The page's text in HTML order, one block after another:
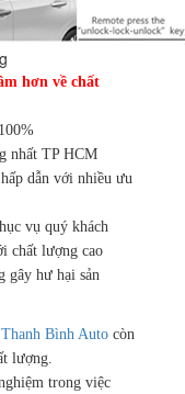
hơn về chất
nhất TP HCM
dẫn với nhiều ưu
vụ quý khách
chất lượng cao
gây hư hại sản
Thanh Bình Auto còn
lượng.
trong việc